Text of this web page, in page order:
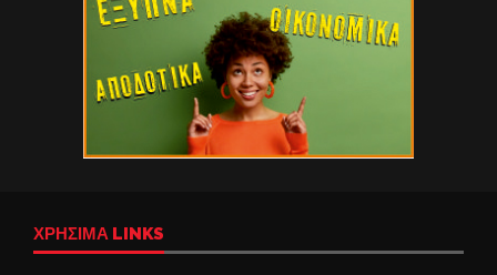
ΧΡΉΣΙΜΑ LINKS